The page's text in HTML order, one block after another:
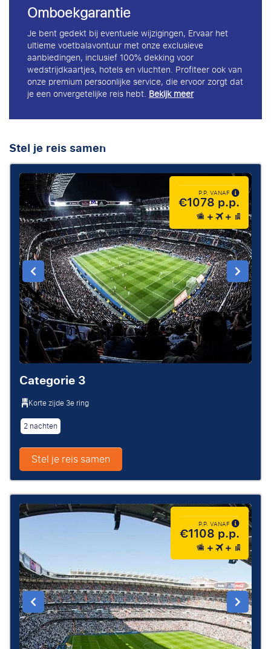
Omboekgarantie
Je bent gedekt bij eventuele wijzigingen, Ervaar het
ultieme voetbalavontuur met onze exclusieve
aanbiedingen, inclusief 100% dekking voor
wedstrijdkaartjes, hotels en vluchten. Profiteer ook van
onze premium persoonlijke service, die ervoor zorgt dat
je een onvergetelijke reis hebt.Bekijk meer
Stel je reis samen
P.P. VANAF
€1078 p.p.
Categorie 3
Korte zijde 3e ring
2 nachten
Stel je reis samen
P.P. VANAF
€1108 p.p.